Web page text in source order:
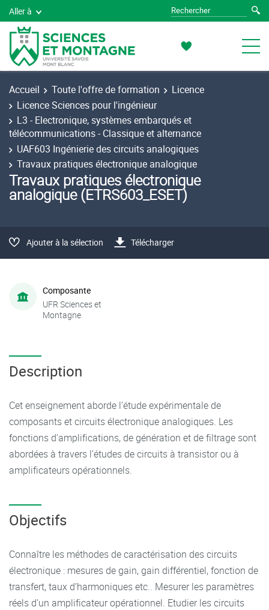
Aller à
Accueil Toute l'offre de formation
Licence
Licence Sciences pour l'ingénieur
L3 - Electronique, systèmes embarqués et
télécommunications - Classique et alternance
UAF603 Ingénierie des circuits analogiques
Travaux pratiques électronique analogique
Travaux pratiques électronique
analogique (ETRS603_ESET)
Ajouter à la sélection Télécharger
Composante
UFR Sciences et
Montagne
Description
Cet enseignement aborde l’étude expérimentale de
composants et circuits électronique analogiques. Les
fonctions d’amplifications, de génération et de filtrage sont
abordées à travers l’études de circuits à transistor ou à
amplificateurs opérationnels.
Objectifs
Connaître les méthodes de caractérisation des circuits
électronique : mesures de gain, gain différentiel, fonction de
transfert, taux d’harmoniques etc.. Mesurer les paramètres
réels d’un amplificateur opérationnel. Etudier les circuits